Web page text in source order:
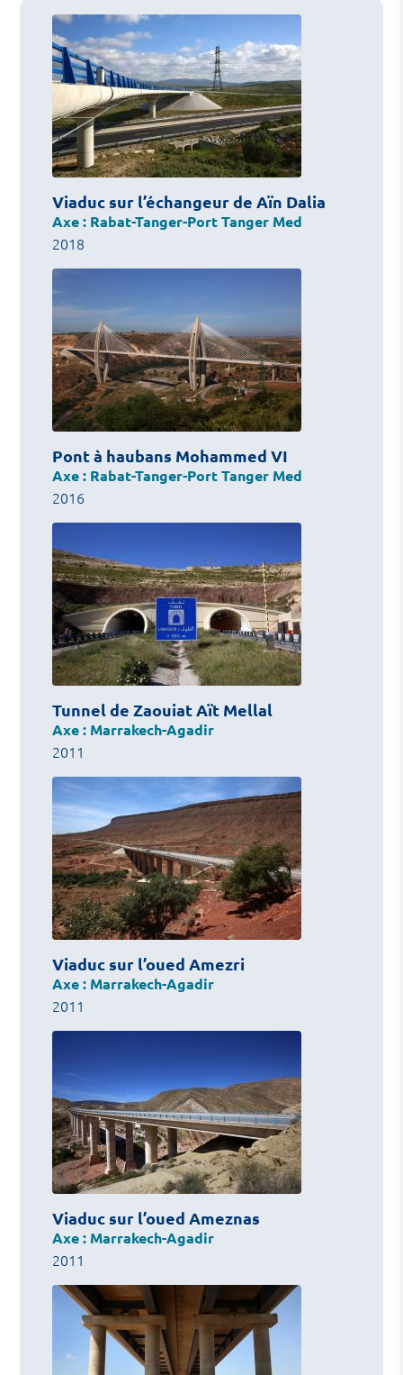
Viaduc sur l’échangeur de Aïn Dalia
Axe : Rabat-Tanger-Port Tanger Med
2018
Pont à haubans Mohammed VI
Axe : Rabat-Tanger-Port Tanger Med
2016
Tunnel de Zaouiat Aït Mellal
Axe : Marrakech-Agadir
2011
Viaduc sur l’oued Amezri
Axe : Marrakech-Agadir
2011
Viaduc sur l’oued Ameznas
Axe : Marrakech-Agadir
2011